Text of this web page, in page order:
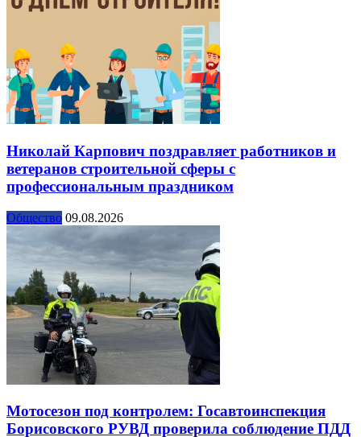
Николай Карпович поздравляет работников и
ветеранов строительной сферы с
профессиональным праздником
Общество 09.08.2026
Мотосезон под контролем: Госавтоинспекция
Борисовского РУВД проверила соблюдение ПДД